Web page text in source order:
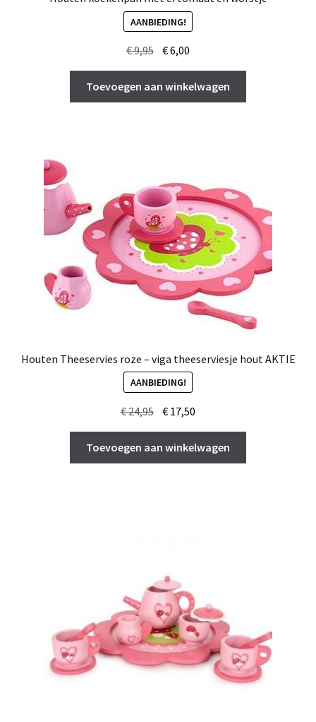
AANBIEDING!
€9,95 Oorspronkelijke
prijs
was:
€ 9,95.
€6,00
prijs
is:
€ 6,00.
Toevoegen aan winkelwagen
Houten Theeservies roze – viga theeserviesje hout AKTIE
AANBIEDING!
€24,95 Oorspronkelijke
was:
€ 24,95.
€ 17,50
is:
€ 17,50.
Toevoegen aan winkelwagen